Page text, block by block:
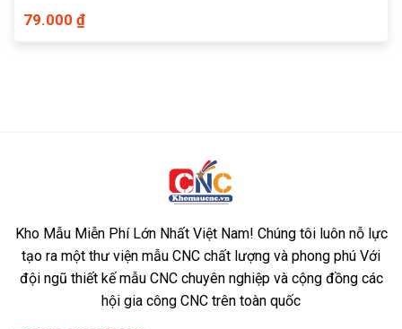
79.000 ₫
Kho Mẫu Miễn Phí Lớn Nhất Việt Nam! Chúng tôi luôn nỗ lực
tạo ra một thư viện mẫu CNC chất lượng và phong phú Với
đội ngũ thiết kế mẫu CNC chuyên nghiệp và cộng đồng các
hội gia công CNC trên toàn quốc